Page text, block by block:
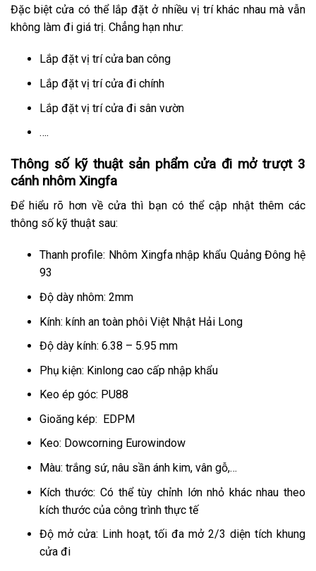
Đặc biệt cửa có thể lắp đặt ở nhiều vị trí khác nhau mà vẫn
không làm đi giá trị. Chẳng hạn như:
Lắp đặt vị trí cửa ban công
Lắp đặt vị trí cửa đi chính
Lắp đặt vị trí cửa đi sân vườn
….
Thông số kỹ thuật sản phẩm cửa đi mở trượt 3
cánh nhôm Xingfa
Để hiểu rõ hơn về cửa thì bạn có thể cập nhật thêm các
thông số kỹ thuật sau:
Thanh profile: Nhôm Xingfa nhập khẩu Quảng Đông hệ
93
Độ dày nhôm: 2mm
Kính: kính an toàn phôi Việt Nhật Hải Long
Độ dày kính: 6.38 – 5.95 mm
Phụ kiện: Kinlong cao cấp nhập khẩu
Keo ép góc: PU88
Gioăng kép: EDPM
Keo: Dowcorning Eurowindow
Màu: trắng sứ, nâu sần ánh kim, vân gỗ,…
Kích thước: Có thể tùy chỉnh lớn nhỏ khác nhau theo
kích thước của công trình thực tế
Độ mở cửa: Linh hoạt, tối đa mở 2/3 diện tích khung
cửa đi